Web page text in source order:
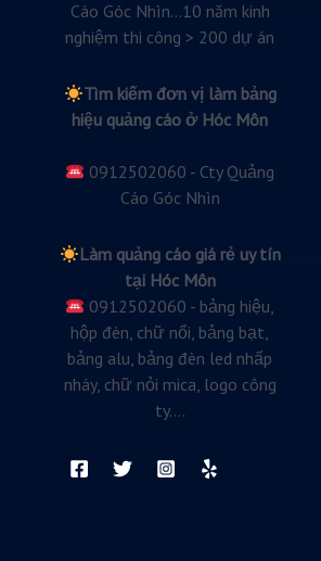
Cáo Góc Nhìn...10 năm kinh
nghiệm thi công > 200 dự án
Tìm kiếm đơn vị làm bảng
hiệu quảng cáo ở Hóc Môn
0912502060 - Cty Quảng
Cáo Góc Nhìn
Làm quảng cáo giá rẻ uy tín
tại Hóc Môn
0912502060 - bảng hiệu,
hộp đèn, chữ nổi, bảng bạt,
bảng alu, bảng đèn led nhấp
nháy, chữ nỏi mica, logo công
ty....